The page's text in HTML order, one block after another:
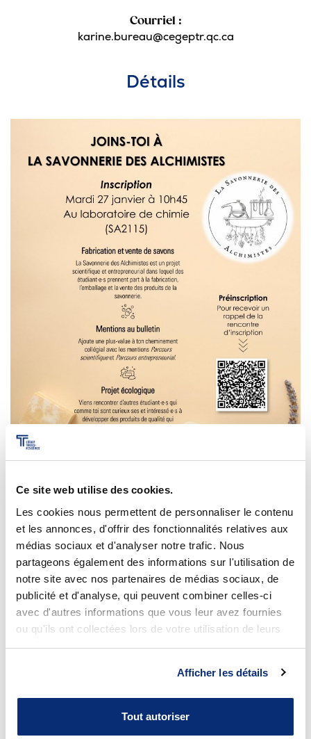
Ce site web utilise des cookies.
Les cookies nous permettent de personnaliser le contenu
et les annonces, d'offrir des fonctionnalités relatives aux
médias sociaux et d'analyser notre trafic. Nous
partageons également des informations sur l'utilisation de
notre site avec nos partenaires de médias sociaux, de
publicité et d'analyse, qui peuvent combiner celles-ci
avec d'autres informations que vous leur avez fournies
ou qu'ils ont collectées lors de votre utilisation de leurs
services.
Afficher les détails
Tout autoriser
Microsoft 365
Guichet des requêtes
Portail CégepTR
Intranet du personnel
Bottin du personnel
Courriel :
karine.bureau@cegeptr.qc.ca
Détails
Nos centres de transfert de
technologie